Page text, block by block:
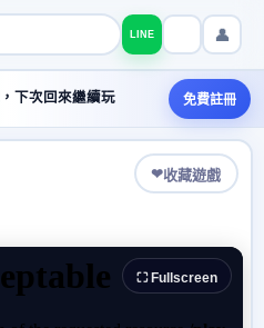
LINE 👤
下次回來繼續玩 免費註冊
❤收藏遊戲
⛶ Fullscreen